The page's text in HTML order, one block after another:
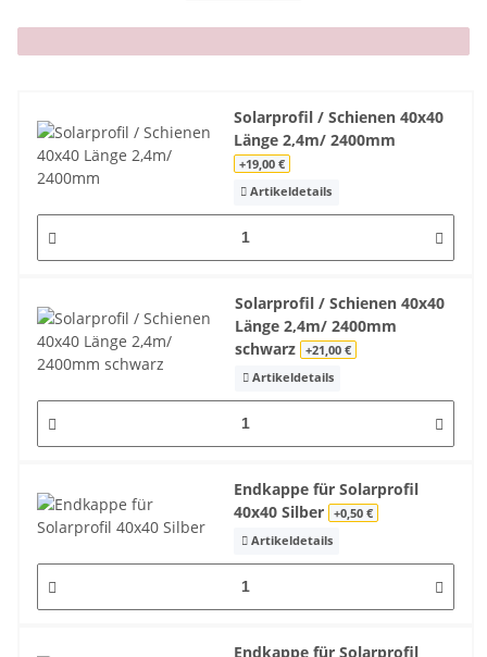
x
Solarprofil / Schienen 40x40
Länge 2,4m/ 2400mm
+19,00 €
Artikeldetails
Solarprofil / Schienen 40x40
Länge 2,4m/ 2400mm
schwarz +21,00 €
Artikeldetails
Endkappe für Solarprofil
40x40 Silber
+0,50 €
Artikeldetails
Endkappe für Solarprofil